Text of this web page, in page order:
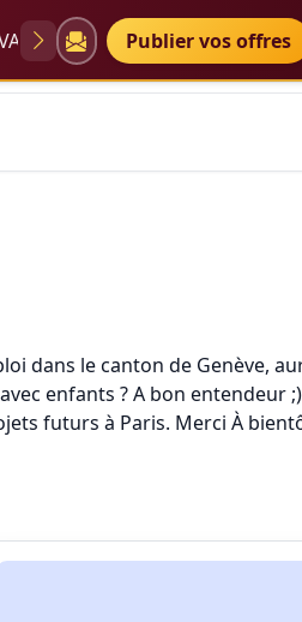
Diplômes
Publier vos offres
dans le canton de Genève,
enfants ? A bon entendeur ;)
futurs à Paris. Merci À